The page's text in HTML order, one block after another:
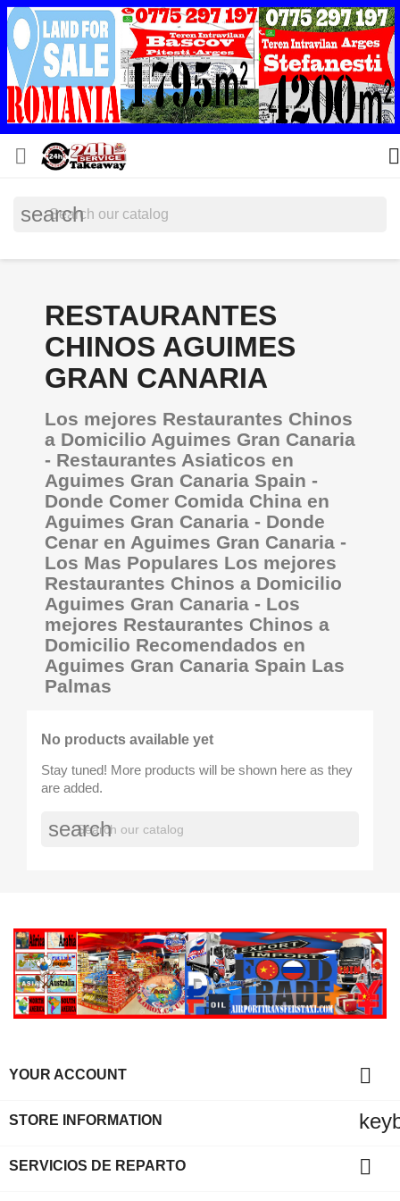
 
search
RESTAURANTES
CHINOS AGUIMES
GRAN CANARIA
Los mejores Restaurantes Chinos
a Domicilio Aguimes Gran Canaria
- Restaurantes Asiaticos en
Aguimes Gran Canaria Spain -
Donde Comer Comida China en
Aguimes Gran Canaria - Donde
Cenar en Aguimes Gran Canaria -
Los Mas Populares Los mejores
Restaurantes Chinos a Domicilio
Aguimes Gran Canaria - Los
mejores Restaurantes Chinos a
Domicilio Recomendados en
Aguimes Gran Canaria Spain Las
Palmas
No products available yet
Stay tuned! More products will be shown here as they
are added.
search
YOUR ACCOUNT 
STORE INFORMATION
SERVICIOS DE REPARTO
